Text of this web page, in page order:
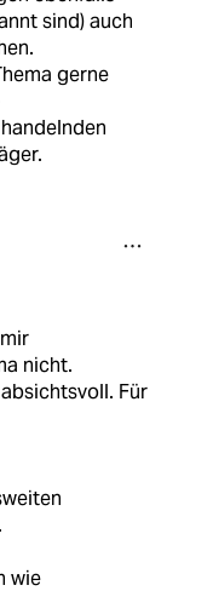
sind) auch
gerne
nicht.
Für
wie